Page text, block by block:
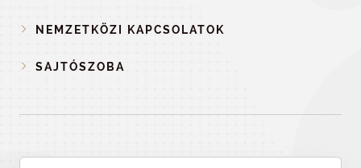
NEMZETKÖZI KAPCSOLATOK
SAJTÓSZOBA